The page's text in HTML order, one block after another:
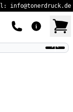
info@tonerdruck.de